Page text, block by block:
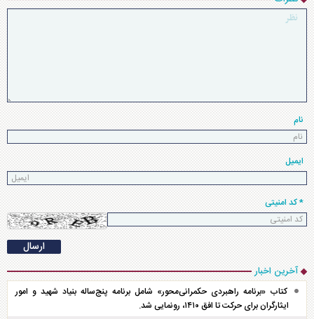
نام
ایمیل
* کد امنیتی
آخرین اخبار
کتاب «برنامه راهبردی حکمرانی‌محور» شامل برنامه پنج‌ساله بنیاد شهید و امور
ایثارگران برای حرکت تا افق ۱۴۱۰، رونمایی شد.